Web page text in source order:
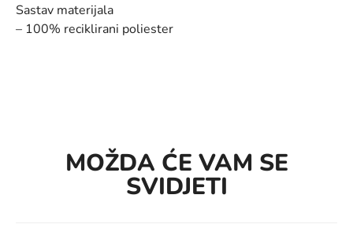
Sastav materijala
– 100% reciklirani poliester
MOŽDA ĆE VAM SE
SVIDJETI